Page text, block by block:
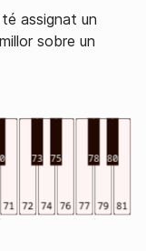
assignat un
sobre un